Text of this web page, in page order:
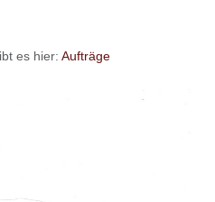
es hier: Aufträge